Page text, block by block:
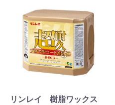
リンレイ 樹脂ワックス